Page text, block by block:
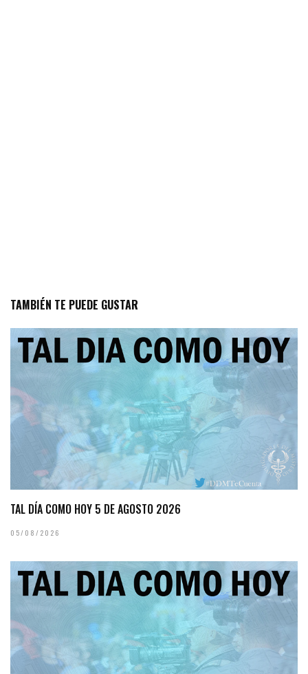
TAMBIÉN TE PUEDE GUSTAR
TAL DÍA COMO HOY 5 DE AGOSTO 2026
05/08/2026